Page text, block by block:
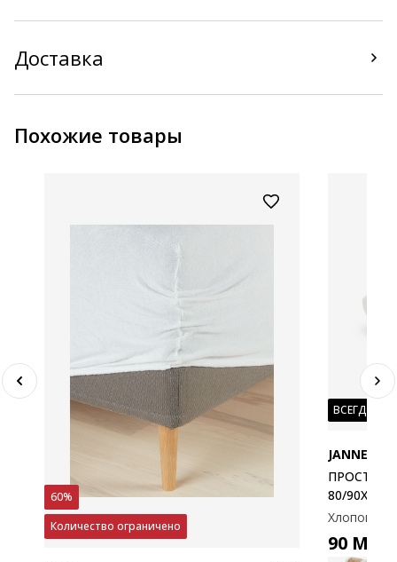
Доставка
Похожие товары
60%
Количество ограничено
ВСЕГДА
JANNE
ПРОСТЫНЬ
80/
90MDL